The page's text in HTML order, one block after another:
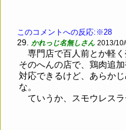
このコメントへの反応:※28
29. かれっじ名無しさん 2013/
専門店で百人前とか軽
そのへんの店で、鶏肉追
対応できるけど、あらか
な。
ていうか、スモウレスラ